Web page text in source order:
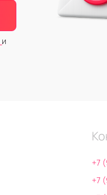
и
+7
+7